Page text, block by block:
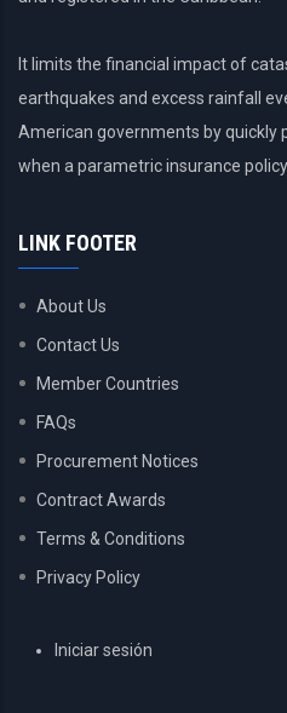
It limits the financial impact of
earthquakes and excess rainfall
American governments by quickly
when a parametric insurance
LINK FOOTER
About Us
Contact Us
Member Countries
FAQs
Procurement Notices
Contract Awards
Terms & Conditions
Privacy Policy
USERIniciar sesión